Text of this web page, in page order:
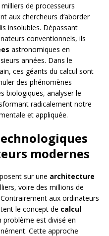
de processeurs
aux chercheurs d’aborder
insolubles. Dépassant
conventionnels, ils
astronomiques en
années. Dans le
ces géants du calcul sont
des phénomènes
biologiques, analyser le
radicalement notre
et appliquée.
modernes
sur une architecture
voire des millions de
aux ordinateurs
le concept de calcul
problème est divisé en
Cette approche